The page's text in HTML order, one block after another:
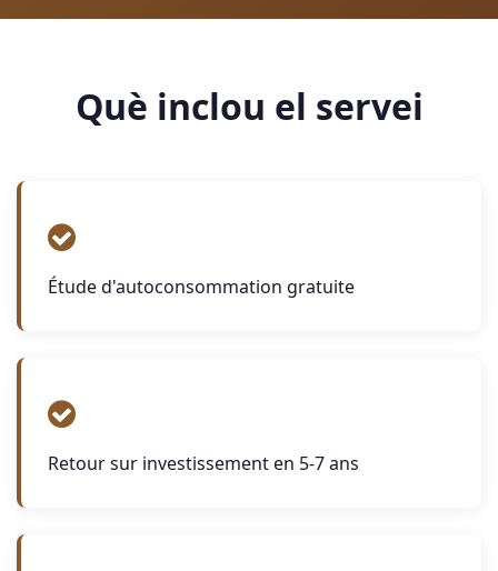
Què inclou el servei
Étude d'autoconsommation gratuite
Retour sur investissement en 5-7 ans